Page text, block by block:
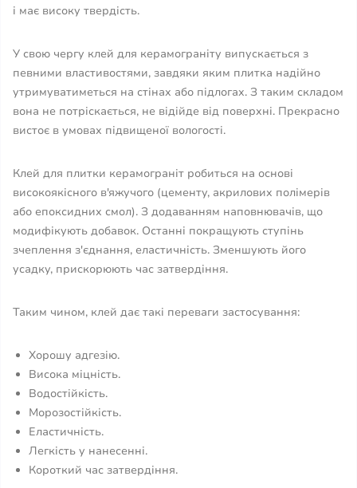
і має високу твердість.
У свою чергу клей для керамограніту випускається з
певними властивостями, завдяки яким плитка надійно
утримуватиметься на стінах або підлогах. З таким складом
вона не потріскається, не відійде від поверхні. Прекрасно
вистоє в умовах підвищеної вологості.
Клей для плитки керамограніт робиться на основі
високоякісного в'яжучого (цементу, акрилових полімерів
або епоксидних смол). З додаванням наповнювачів, що
модифікують добавок. Останні покращують ступінь
зчеплення з'єднання, еластичність. Зменшують його
усадку, прискорюють час затвердіння.
Таким чином, клей дає такі переваги застосування:
Хорошу адгезію.
Висока міцність.
Водостійкість.
Морозостійкість.
Еластичність.
Легкість у нанесенні.
Короткий час затвердіння.